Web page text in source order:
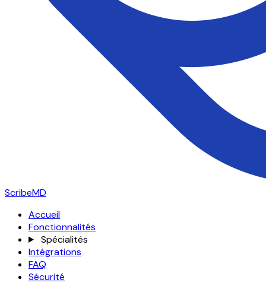
ScribeMD
Accueil
Fonctionnalités
Spécialités
Intégrations
FAQ
Sécurité